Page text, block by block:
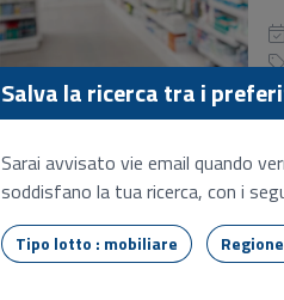
Salva la ricerca tra i
Sarai avvisato vie email quando
soddisfano la tua ricerca, con i
Tipo lotto : mobiliare